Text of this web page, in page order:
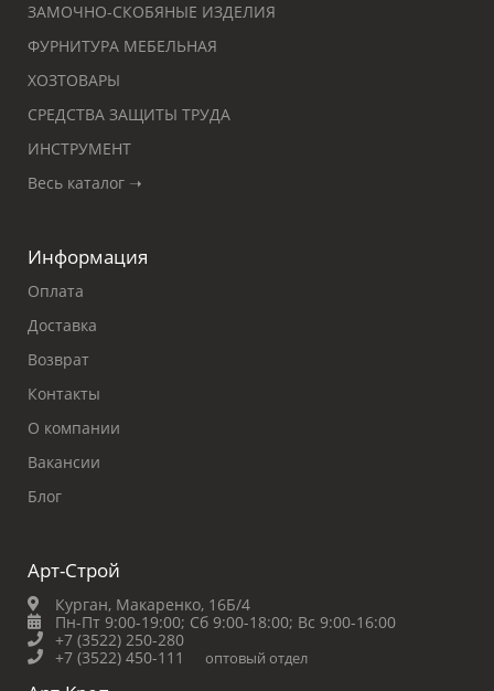
ЗАМОЧНО-СКОБЯНЫЕ ИЗДЕЛИЯ
ФУРНИТУРА МЕБЕЛЬНАЯ
ХОЗТОВАРЫ
СРЕДСТВА ЗАЩИТЫ ТРУДА
ИНСТРУМЕНТ
Весь каталог ➝
Информация
Оплата
Доставка
Возврат
Контакты
О компании
Вакансии
Блог
Арт-Строй
Курган, Макаренко, 16Б/4
Пн-Пт 9:00-19:00; Сб 9:00-18:00; Вс 9:00-16:00
+7 (3522) 250-280
+7 (3522) 450-111
оптовый отдел